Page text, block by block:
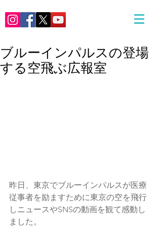
ブルーインパルスの登場
する空飛ぶ広報室
昨日、東京でブルーインパルスが医療
従事者を励ますために東京の空を飛行
しニュースやSNSの動画を観て感動し
ました。